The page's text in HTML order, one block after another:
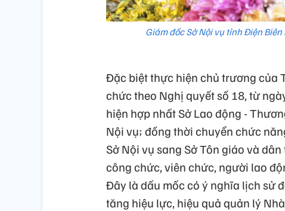
Giám đốc Sở Nội vụ tỉnh Điện
Đặc biệt thực hiện chủ trương của
chức theo Nghị quyết số 18, từ
hiện hợp nhất Sở Lao động -
Nội vụ; đồng thời chuyển chức
Sở Nội vụ sang Sở Tôn giáo và
công chức, viên chức, người lao
Đây là dấu mốc có ý nghĩa lịch sử
tăng hiệu lực, hiệu quả quản lý